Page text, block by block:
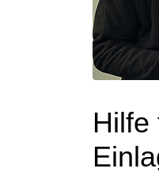
Hilfe